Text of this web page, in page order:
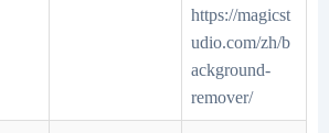
https://magicst
udio.com/zh/b
ackground-
remover/